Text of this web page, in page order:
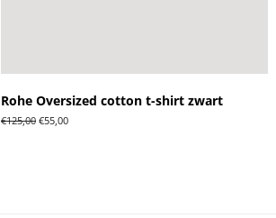
Rohe Oversized cotton t-shirt zwart
Normale
€125,00 Aanbiedingsprijs
€55,00